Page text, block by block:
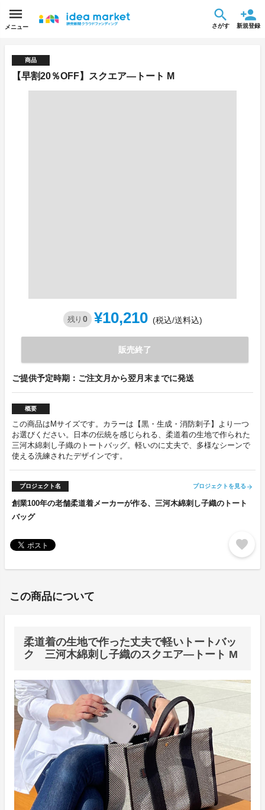
メニュー さがす 新規登録
商品
【早割20％OFF】スクエア―トート M
残り 0 ¥10,210 (税込/送料込)
販売終了
ご提供予定時期：ご注文月から翌月末までに発送
概要
この商品はMサイズです。カラーは【黒・生成・消防刺子】より一つ
お選びください。日本の伝統を感じられる、柔道着の生地で作られた
三河木綿刺し子織のトートバッグ。軽いのに丈夫で、多様なシーンで
使える洗練されたデザインです。
プロジェクト名 プロジェクトを見る arrow_forward
創業100年の老舗柔道着メーカーが作る、三河木綿刺し子織のトート
バッグ
favorite
この商品について
柔道着の生地で作った丈夫で軽いトートバッ
ク 三河木綿刺し子織のスクエア―トート M